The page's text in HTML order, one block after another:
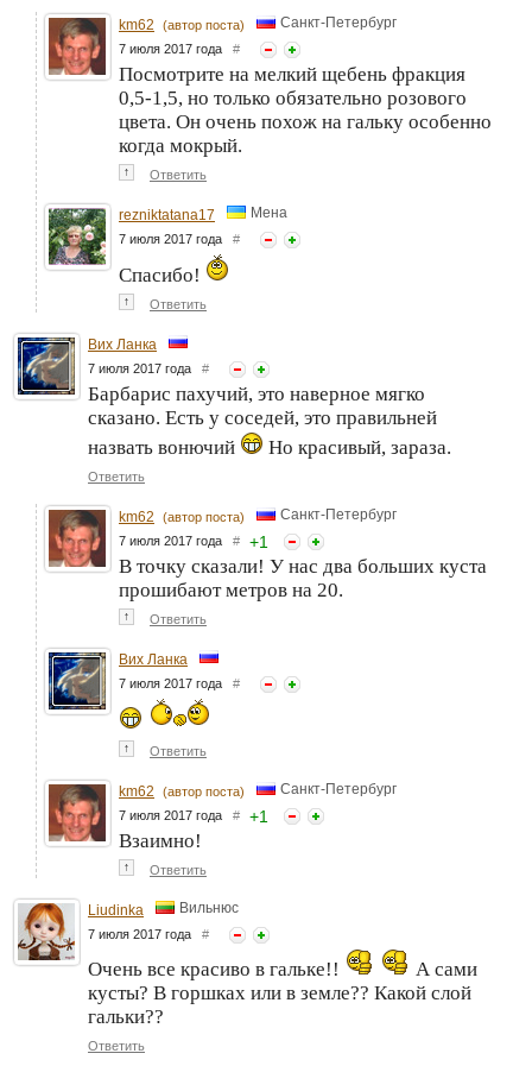
km62 (автор поста) Санкт-Петербург
7 июля 2017 года #
Посмотрите на мелкий щебень фракция
0,5-1,5, но только обязательно розового
цвета. Он очень похож на гальку особенно
когда мокрый.
↑ Ответить
rezniktatana17 Мена
7 июля 2017 года #
Спасибо!
↑ Ответить
Вих Ланка
7 июля 2017 года #
Барбарис пахучий, это наверное мягко
сказано. Есть у соседей, это правильней
назвать вонючий
Но красивый, зараза.
Ответить
km62 (автор поста) Санкт-Петербург
7 июля 2017 года # +1
В точку сказали! У нас два больших куста
прошибают метров на 20.
↑ Ответить
Вих Ланка
7 июля 2017 года #
↑ Ответить
km62 (автор поста) Санкт-Петербург
7 июля 2017 года # +1
Взаимно!
↑ Ответить
Liudinka Вильнюс
7 июля 2017 года #
Очень все красиво в гальке!!
А сами
кусты? В горшках или в земле?? Какой слой
гальки??
Ответить